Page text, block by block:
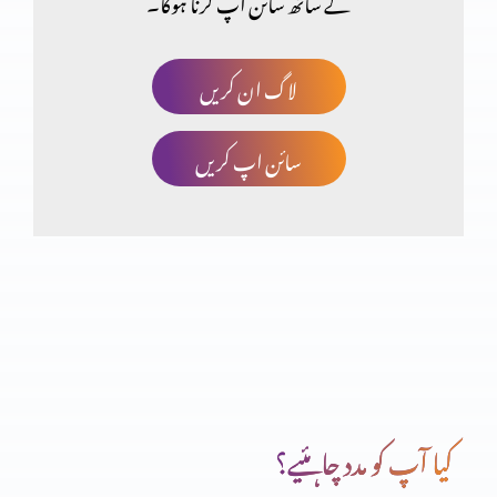
فلپیوں کا خط (حصہ 1)
اعتماد کا امتحان
صحیح یا غلط ذہنیت (حصہ 2)
لاگ ان کریں
سائن اپ کریں
کیا آپ کو مدد چاہئیے؟